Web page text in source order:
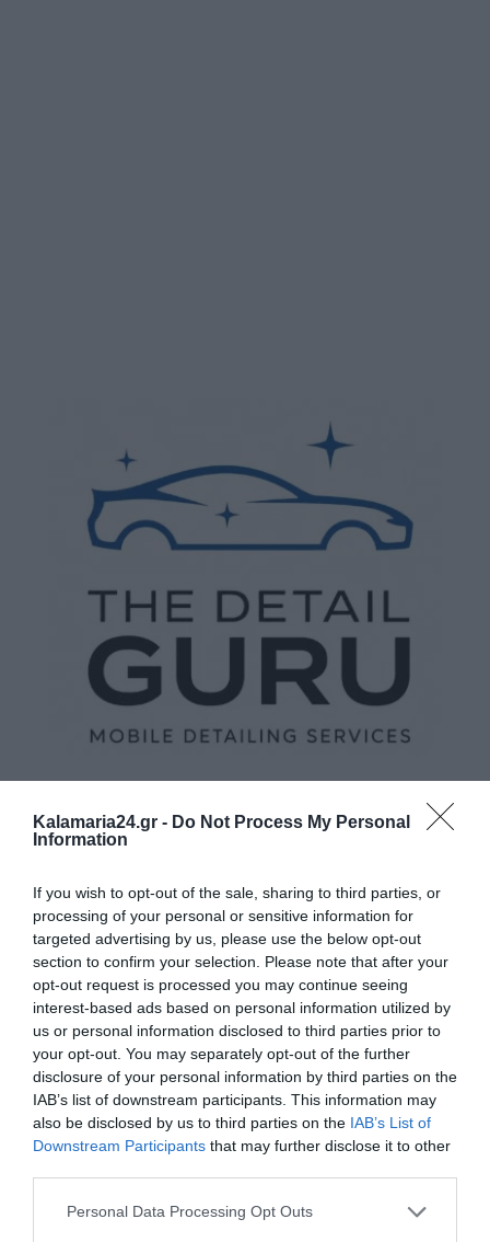
Kalamaria24.gr - Do Not Process My Personal
Information
If you wish to opt-out of the sale, sharing to third parties, or
processing of your personal or sensitive information for
targeted advertising by us, please use the below opt-out
section to confirm your selection. Please note that after your
opt-out request is processed you may continue seeing
interest-based ads based on personal information utilized by
us or personal information disclosed to third parties prior to
your opt-out. You may separately opt-out of the further
disclosure of your personal information by third parties on the
IAB’s list of downstream participants. This information may
also be disclosed by us to third parties on the IAB’s List of
Downstream Participants that may further disclose it to other
Personal Data Processing Opt Outs